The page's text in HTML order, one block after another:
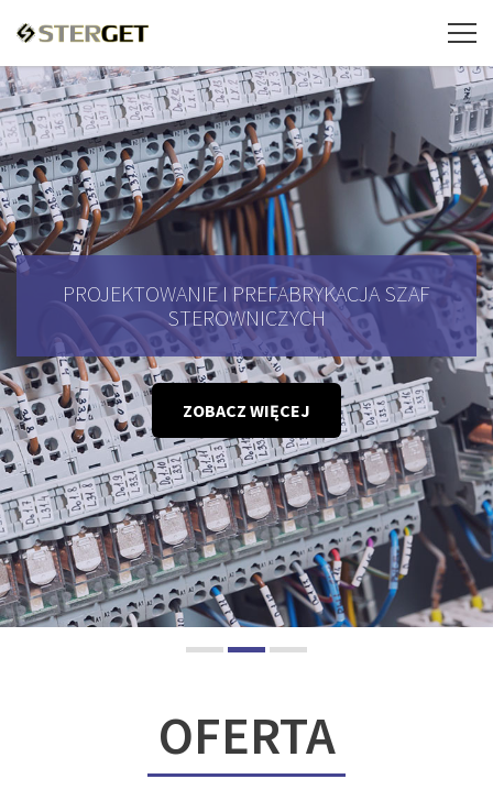
PROJEKTOWANIE I PREFABRYKACJA SZAF
STEROWNICZYCH
ZOBACZ WIĘCEJ
OFERTA